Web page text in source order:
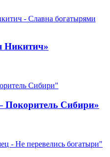
Никитич»
Сибири»